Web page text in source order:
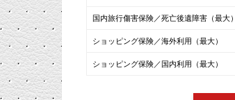
国内旅行傷害保険／死亡後遺障害（最大）
ショッピング保険／海外利用（最大）
ショッピング保険／国内利用（最大）